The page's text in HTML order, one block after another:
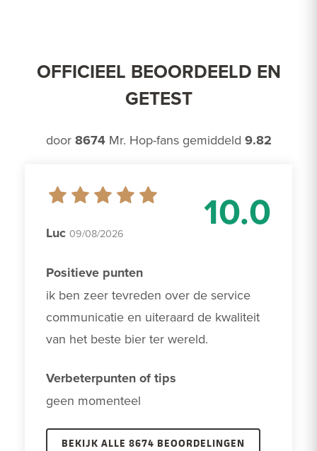
OFFICIEEL BEOORDEELD EN
GETEST
door 8674Mr. Hop-fans gemiddeld 9.82
10.0
Luc 09/08/2026
Positieve punten
ik ben zeer tevreden over de service
communicatie en uiteraard de kwaliteit
van het beste bier ter wereld.
Verbeterpunten of tips
geen momenteel
BEKIJK ALLE 8674 BEOORDELINGEN